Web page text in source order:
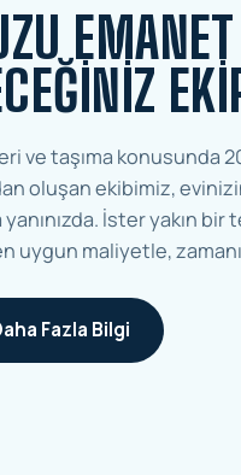
EMANET
ve taşıma konusunda
oluşan ekibimiz,
İster yakın
uygun maliyetle,
Fazla Bilgi